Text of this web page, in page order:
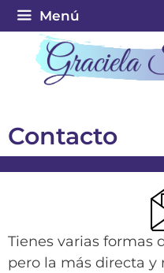
Menú
Contacto
Tienes varias formas
pero la más directa y